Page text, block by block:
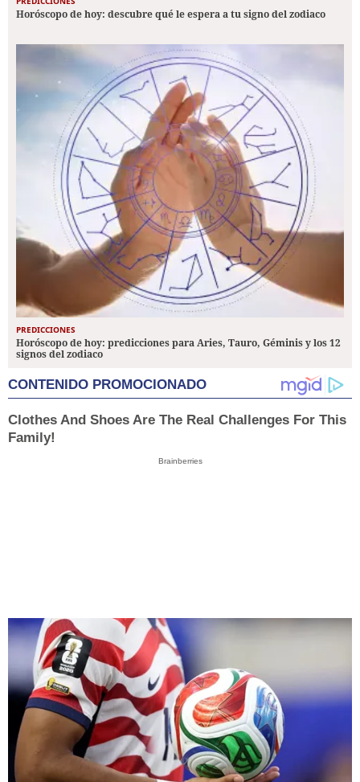
Horóscopo de hoy: descubre qué le espera a tu signo del zodiaco
PREDICCIONES
Horóscopo de hoy: predicciones para Aries, Tauro, Géminis y los 12
signos del zodiaco
CONTENIDO PROMOCIONADO
Clothes And Shoes Are The Real Challenges For This
Family!
Brainberries